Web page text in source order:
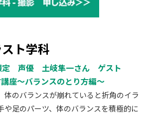
ト学科
定 声優 土岐隼一さん ゲスト
座～バランスのとり方編～
体のバランスが崩れていると折角のイラ
や足のパーツ、体のバランスを積極的に